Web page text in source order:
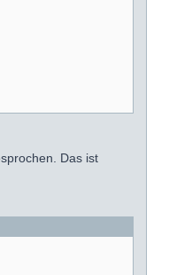
Das ist